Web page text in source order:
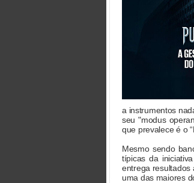
a instrumentos
seu "modus
que prevalece é o
Mesmo sendo
típicas da
entrega resultados
uma das maiores